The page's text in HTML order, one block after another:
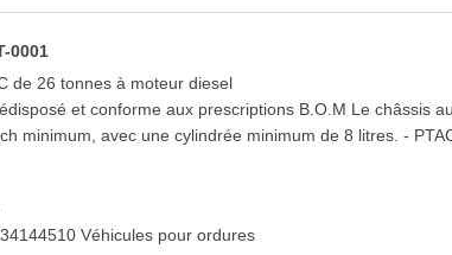
0001
de 26 tonnes à moteur diesel
et conforme aux prescriptions B.O.M Le châssis
minimum, avec une cylindrée minimum de 8 litres. -
34144510 Véhicules pour ordures